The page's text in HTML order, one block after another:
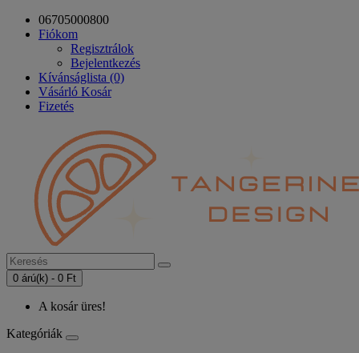
06705000800
Fiókom
Regisztrálok
Bejelentkezés
Kívánságlista (0)
Vásárló Kosár
Fizetés
0 árú(k) - 0 Ft
A kosár üres!
Kategóriák